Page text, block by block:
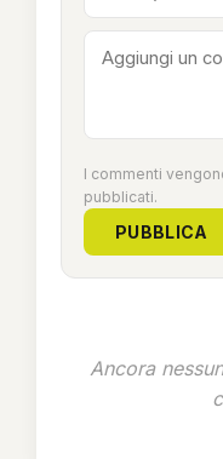
I commenti
pubblicati.
PUBBLICA
Ancora